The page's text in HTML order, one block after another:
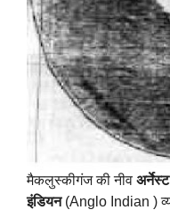
मैकलुस्कीगंज की नीव
इंडियन(Anglo Indian )